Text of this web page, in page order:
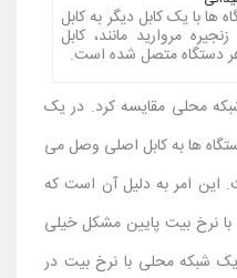
ها با یک کابل دیگر به کابل
مروارید مانند، کابل
دستگاه متصل شده است.
محلی مقایسه کرد. در یک
ها به کابل اصلی وصل می
این امر به دلیل آن است که
با نرخ بیت پایین مشکل خیلی
شبکه محلی با نرخ بیت در